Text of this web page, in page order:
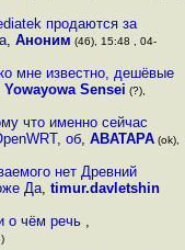
продаются за
, Аноним (46), 15:48 , 04-
мне известно, дешёвые
Yowayowa Sensei (?),
что именно сейчас
об, ABATAPA(ok),
нет Древний
Да,timur.davletshin
о чём речь ,